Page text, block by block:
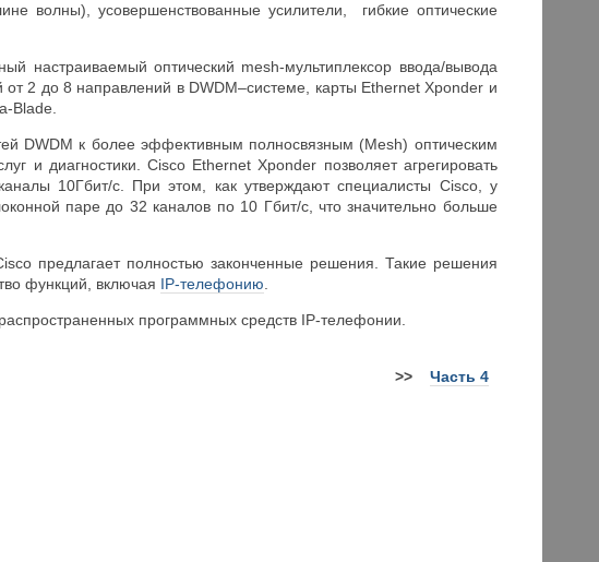
волны), усовершенствованные усилители, гибкие оптические
настраиваемый оптический mesh-мультиплексор ввода/вывода
2 до 8 направлений в DWDM–системе, карты Ethernet Xponder и
Blade.
DWDM к более эффективным полносвязным (Mesh) оптическим
и диагностики. Cisco Ethernet Xponder позволяет агрегировать
10Гбит/с. При этом, как утверждают специалисты Cisco, у
паре до 32 каналов по 10 Гбит/с, что значительно больше
предлагает полностью законченные решения. Такие решения
функций, включая IP-телефонию
программных средств IP-телефонии.
>> Часть 4